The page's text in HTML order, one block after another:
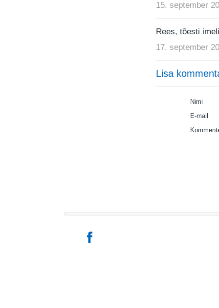
15. september
Rees, tõesti
17. september
Lisa
Nimi
E-mail